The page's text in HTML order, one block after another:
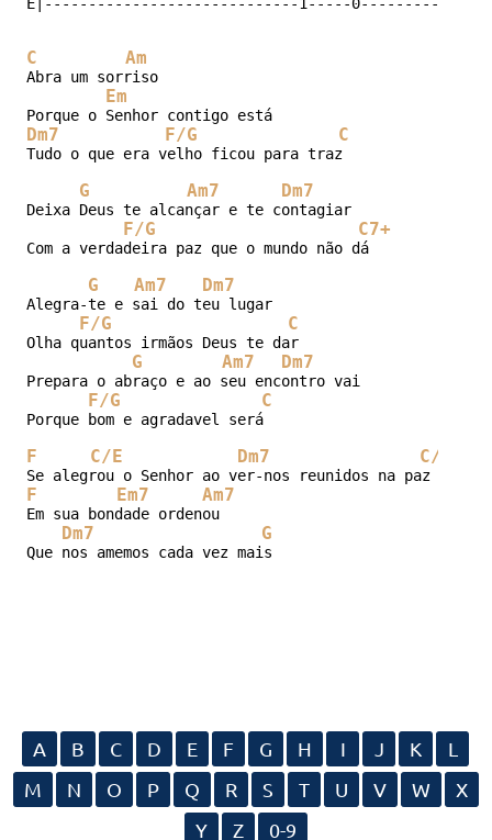
C Am
Abra um sorriso
Em
Porque o Senhor contigo está
Dm7 F/G C
Tudo o que era velho ficou para traz
G Am7 Dm7
Deixa Deus te alcançar e te contagiar
F/G C7+
Com a verdadeira paz que o mundo não dá
G Am7 Dm7
Alegra-te e sai do teu lugar
F/G C
Olha quantos irmãos Deus te dar
G Am7 Dm7
Prepara o abraço e ao seu encontro vai
F/G C
Porque bom e agradavel será
F C/E Dm7 C/E
Se alegrou o Senhor ao ver-nos reunidos na paz
F Em7 Am7
Em sua bondade ordenou
Dm7 G
Que nos amemos cada vez mais
A B C D E F G H I J K
L
M
N O P Q R S T U V W
X
Y
Z 0-9